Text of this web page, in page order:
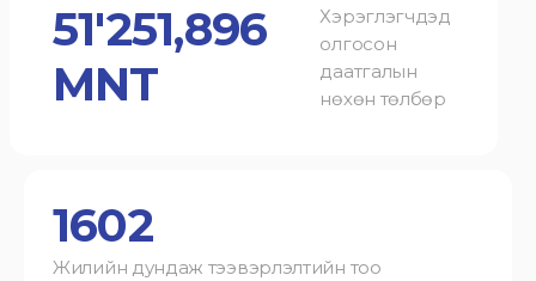
51'251,896
MNT
Хэрэглэгчдэд
олгосон
даатгалын
нөхөн төлбөр
1602
Жилийн дундаж тээвэрлэлтийн тоо